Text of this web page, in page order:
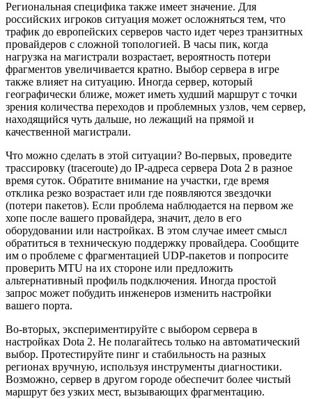
Региональная специфика также имеет значение. Для
российских игроков ситуация может осложняться тем, что
трафик до европейских серверов часто идет через транзитных
провайдеров с сложной топологией. В часы пик, когда
нагрузка на магистрали возрастает, вероятность потери
фрагментов увеличивается кратно. Выбор сервера в игре
также влияет на ситуацию. Иногда сервер, который
географически ближе, может иметь худший маршрут с точки
зрения количества переходов и проблемных узлов, чем сервер,
находящийся чуть дальше, но лежащий на прямой и
качественной магистрали.
Что можно сделать в этой ситуации? Во-первых, проведите
трассировку (traceroute) до IP-адреса сервера Dota 2 в разное
время суток. Обратите внимание на участки, где время
отклика резко возрастает или где появляются звездочки
(потери пакетов). Если проблема наблюдается на первом же
хопе после вашего провайдера, значит, дело в его
оборудовании или настройках. В этом случае имеет смысл
обратиться в техническую поддержку провайдера. Сообщите
им о проблеме с фрагментацией UDP-пакетов и попросите
проверить MTU на их стороне или предложить
альтернативный профиль подключения. Иногда простой
запрос может побудить инженеров изменить настройки
вашего порта.
Во-вторых, экспериментируйте с выбором сервера в
настройках Dota 2. Не полагайтесь только на автоматический
выбор. Протестируйте пинг и стабильность на разных
регионах вручную, используя инструменты диагностики.
Возможно, сервер в другом городе обеспечит более чистый
маршрут без узких мест, вызывающих фрагментацию.